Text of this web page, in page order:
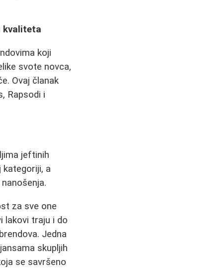
kvaliteta
koji
svote novca,
Ovaj članak
Rapsodi i
jeftinih
kategoriji, a
za sve one
lakovi traju i do
Jedna
skupljih
se savršeno